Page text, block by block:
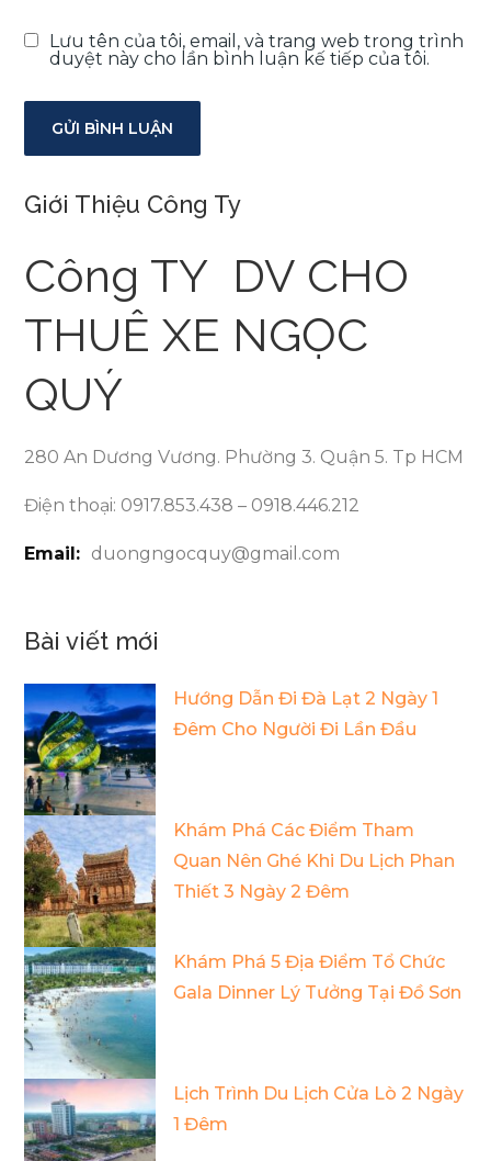
Lưu tên của tôi, email, và trang web trong trình
duyệt này cho lần bình luận kế tiếp của tôi.
Giới Thiệu Công Ty
Công TY DV CHO
THUÊ XE NGỌC
QUÝ
280 An Dương Vương. Phường 3. Quận 5. Tp HCM
Điện thoại: 0917.853.438 – 0918.446.212
Email: duongngocquy@gmail.com
Bài viết mới
Hướng Dẫn Đi Đà Lạt 2 Ngày 1
Đêm Cho Người Đi Lần Đầu
Khám Phá Các Điểm Tham
Quan Nên Ghé Khi Du Lịch Phan
Thiết 3 Ngày 2 Đêm
Khám Phá 5 Địa Điểm Tổ Chức
Gala Dinner Lý Tưởng Tại Đồ Sơn
Lịch Trình Du Lịch Cửa Lò 2 Ngày
1 Đêm